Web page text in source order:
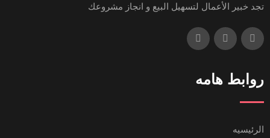
تجد خبير الأعمال لتسهيل البيع و انجاز مشروعك
روابط هامه
الرئيسيه